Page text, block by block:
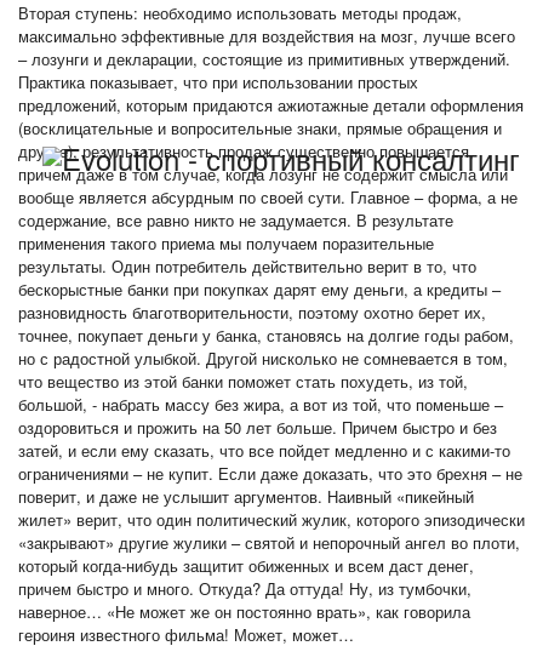
Вторая ступень: необходимо использовать методы продаж,
максимально эффективные для воздействия на мозг, лучше всего
– лозунги и декларации, состоящие из примитивных утверждений.
Практика показывает, что при использовании простых
предложений, которым придаются ажиотажные детали оформления
(восклицательные и вопросительные знаки, прямые обращения и
другие), результативность продаж существенно повышается,
причем даже в том случае, когда лозунг не содержит смысла или
вообще является абсурдным по своей сути. Главное – форма, а не
содержание, все равно никто не задумается. В результате
применения такого приема мы получаем поразительные
результаты. Один потребитель действительно верит в то, что
бескорыстные банки при покупках дарят ему деньги, а кредиты –
разновидность благотворительности, поэтому охотно берет их,
точнее, покупает деньги у банка, становясь на долгие годы рабом,
но с радостной улыбкой. Другой нисколько не сомневается в том,
что вещество из этой банки поможет стать похудеть, из той,
большой, - набрать массу без жира, а вот из той, что поменьше –
оздоровиться и прожить на 50 лет больше. Причем быстро и без
затей, и если ему сказать, что все пойдет медленно и с какими-то
ограничениями – не купит. Если даже доказать, что это брехня – не
поверит, и даже не услышит аргументов. Наивный «пикейный
жилет» верит, что один политический жулик, которого эпизодически
«закрывают» другие жулики – святой и непорочный ангел во плоти,
который когда-нибудь защитит обиженных и всем даст денег,
причем быстро и много. Откуда? Да оттуда! Ну, из тумбочки,
наверное… «Не может же он постоянно врать», как говорила
героиня известного фильма! Может, может…